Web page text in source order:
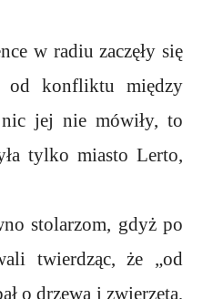
w radiu zaczęły się
od konfliktu między
nic jej nie mówiły, to
tylko miasto Lerto,
stolarzom, gdyż po
twierdząc, że „od
o drzewa i zwierzęta,